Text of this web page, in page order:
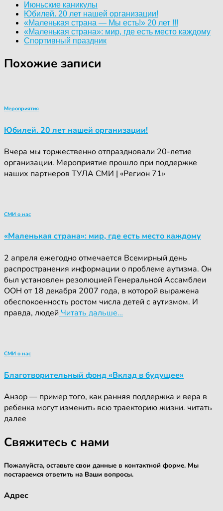
Июньские каникулы
Юбилей. 20 лет нашей организации!
«Маленькая страна — Мы есть!» 20 лет !!!
«Маленькая страна»: мир, где есть место каждому
Спортивный праздник
Похожие записи
Мероприятия
Юбилей. 20 лет нашей организации!
Вчера мы торжественно отпраздновали 20-летие
организации. Мероприятие прошло при поддержке
наших партнеров ТУЛА СМИ | «Регион 71»
СМИ о нас
«Маленькая страна»: мир, где есть место каждому
2 апреля ежегодно отмечается Всемирный день
распространения информации о проблеме аутизма. Он
был установлен резолюцией Генеральной Ассамблеи
ООН от 18 декабря 2007 года, в которой выражена
обеспокоенность ростом числа детей с аутизмом. И
правда, людей Читать дальше…
СМИ о нас
Благотворительный фонд «Вклад в будущее»
Анзор — пример того, как ранняя поддержка и вера в
ребенка могут изменить всю траекторию жизни. читать
далее
Свяжитесь с нами
Пожалуйста, оставьте свои данные в контактной форме. Мы
постараемся ответить на Ваши вопросы.
Адрес